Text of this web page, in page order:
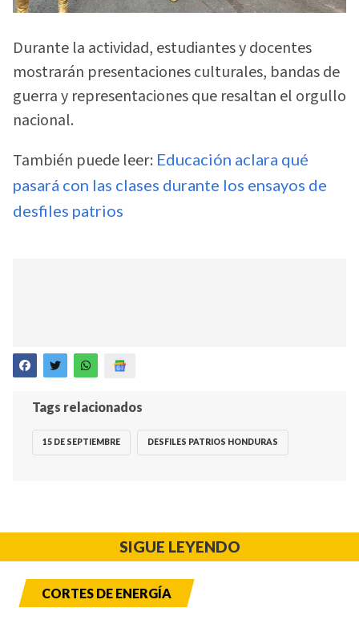
Durante la actividad, estudiantes y docentes
mostrarán presentaciones culturales, bandas de
guerra y representaciones que resaltan el orgullo
nacional.
También puede leer: Educación aclara qué
pasará con las clases durante los ensayos de
desfiles patrios
Tags relacionados
15 DE SEPTIEMBRE DESFILES PATRIOS HONDURAS
SIGUE LEYENDO
CORTES DE ENERGÍA